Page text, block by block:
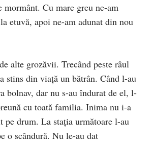
Cu mare greu ne-am
etuvă, apoi ne-am adunat din nou
alte grozăvii. Trecând peste râul
stins din viaţă un bătrân. Când l-au
bolnav, dar nu s-au îndurat de el, l-
cu toată familia. Inima nu i-a
pe drum. La staţia următoare l-au
o scândură. Nu le-au dat